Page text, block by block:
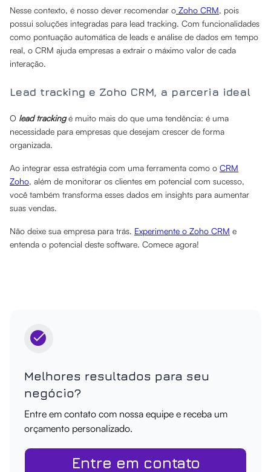
Nesse contexto, é nosso dever recomendar o Zoho CRM, pois
possui soluções integradas para lead tracking. Com funcionalidades
como pontuação automática de leads e análise de dados em tempo
real, o CRM ajuda empresas a extrair o máximo valor de cada
interação.
Lead tracking e Zoho CRM, a parceria ideal
O lead trackingé muito mais do que uma tendência: é uma
necessidade para empresas que desejam crescer de forma
organizada.
Ao integrar essa estratégia com uma ferramenta como o CRM
Zoho, além de monitorar os clientes em potencial com sucesso,
você também transforma esses dados em insights para aumentar
suas vendas.
Não deixe sua empresa para trás. Experimente o Zoho CRM e
entenda o potencial deste software. Comece agora!
Melhores resultados para seu
negócio?
Entre em contato com nossa equipe e receba um
orçamento personalizado.
Entre em contato